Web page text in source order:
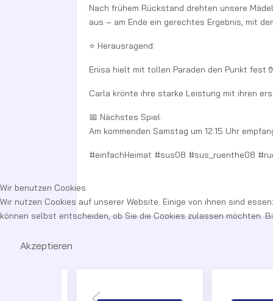
Nach frühem Rückstand drehten unsere
aus – am Ende ein gerechtes Ergebnis, mit
⭐ Herausragend:
Enisa hielt mit tollen Paraden den Punkt fest
Carla krönte ihre starke Leistung mit ihren
📅 Nächstes Spiel:
Am kommenden Samstag um 12:15 Uhr
#einfachHeimat #sus08 #sus_ruenthe08
Wir benutzen Cookies
Wir nutzen Cookies auf unserer Website. Einige von ihnen sind
können selbst entscheiden, ob Sie die Cookies zulassen möchten.
Akzeptieren